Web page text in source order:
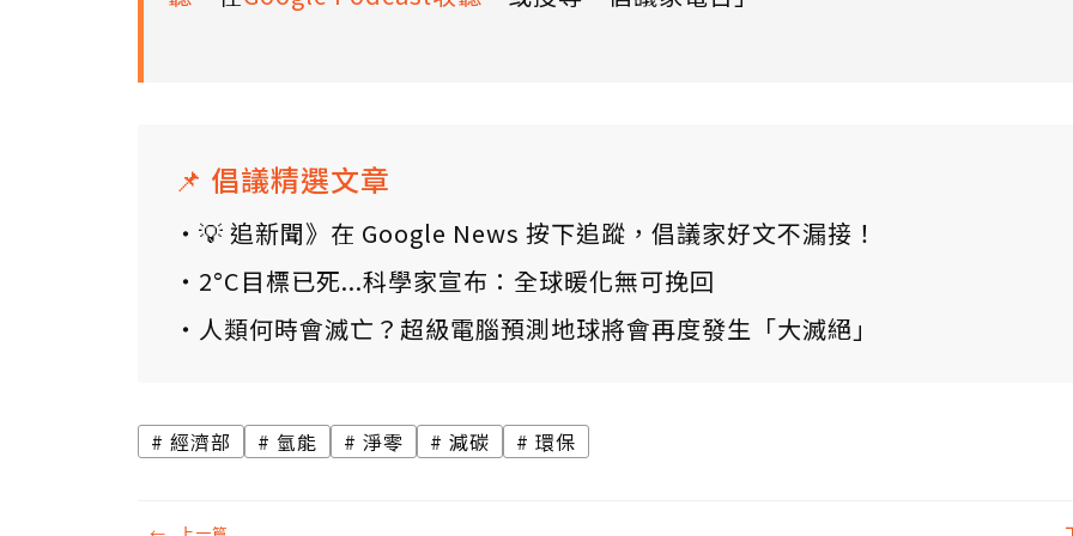
📌 倡議精選文章
💡 追新聞》在 Google News 按下追蹤，倡議家好文不漏接！
2°C目標已死...科學家宣布：全球暖化無可挽回
人類何時會滅亡？超級電腦預測地球將會再度發生「大滅絕」
經濟部 氫能 淨零 減碳 環保